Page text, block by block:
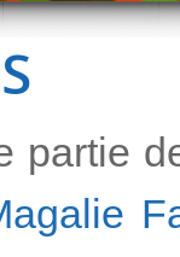
partie